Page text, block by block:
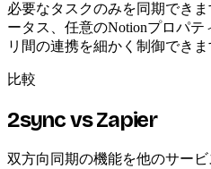
必要なタスクのみを同期でき
ータス、任意のNotionプロパ
リ間の連携を細かく制御できま
比較
2sync vs Zapier
双方向同期の機能を他のサー